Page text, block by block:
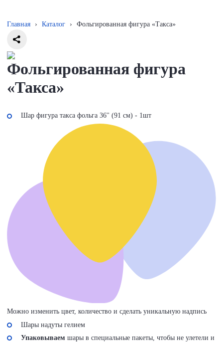
Главная › Каталог › Фольгированная фигура «Такса»
Фольгированная фигура
«Такса»
Шар фигура такса фольга 36'' (91 см) - 1шт
Можно изменить цвет, количество и сделать уникальную надпись
Шары надуты гелием
Упаковываем шары в специальные пакеты, чтобы не улетели и